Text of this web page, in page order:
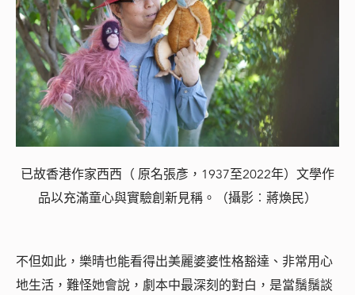
已故香港作家西西（ 原名張彥，1937至2022年）文學作
品以充滿童心與實驗創新見稱。（攝影︰蔣煥民）
不但如此，樂晴也能看得出美麗婆婆性格豁達、非常用心
地生活，難怪她會說，劇本中最深刻的對白，是當鬚鬚談